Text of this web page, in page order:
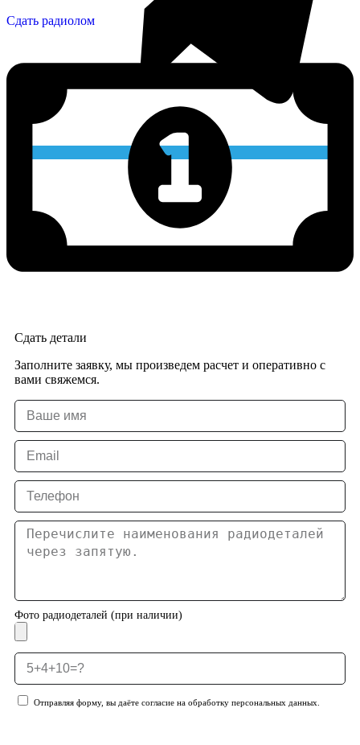
Сдать радиолом
Сдать детали
Заполните заявку, мы произведем расчет и оперативно с
вами свяжемся.
Фото радиодеталей (при наличии)
Отправляя форму, вы даёте согласие на обработку персональных данных.